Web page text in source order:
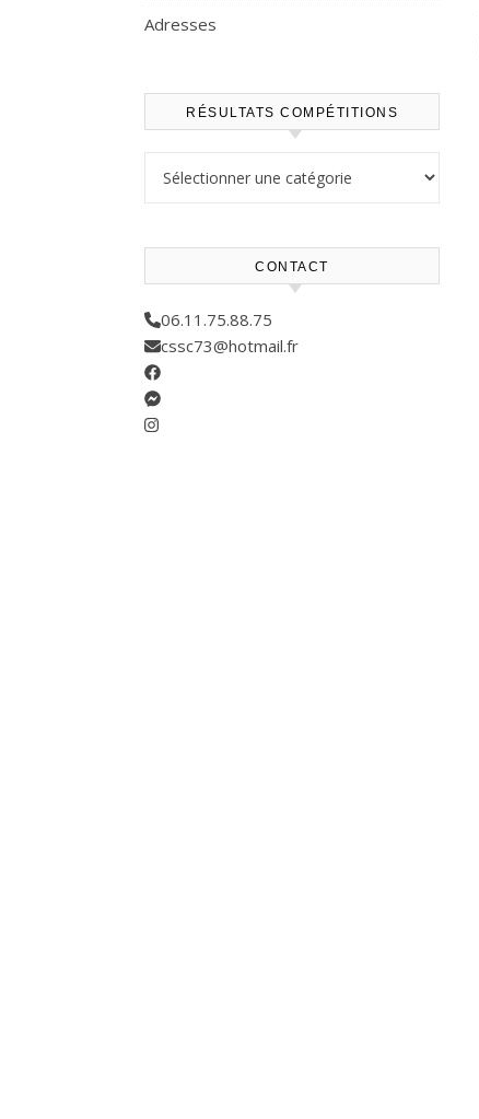
Adresses
RÉSULTATS COMPÉTITIONS
CONTACT
06.11.75.88.75
cssc73@hotmail.fr